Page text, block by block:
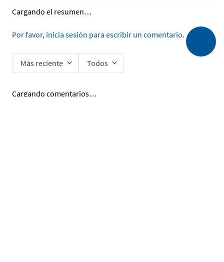
Cargando el resumen…
Por favor, inicia sesión para escribir un comentario.
Más reciente Todos
Cargando comentarios…